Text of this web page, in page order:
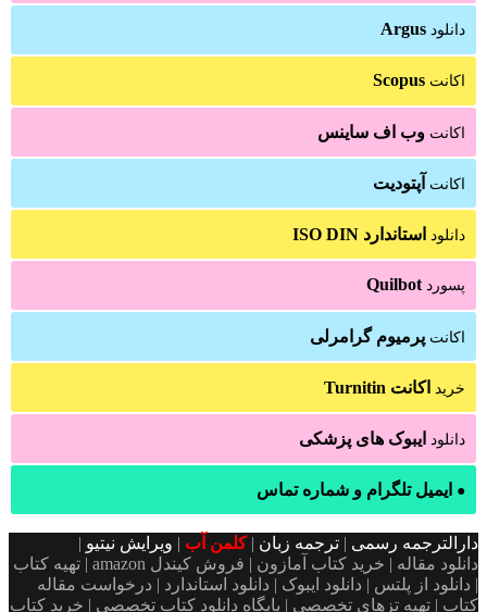
دانلود Argus
اکانت Scopus
اکانت وب اف ساینس
اکانت آپتودیت
دانلود استاندارد ISO DIN
پسورد Quilbot
اکانت پرمیوم گرامرلی
خرید اکانت Turnitin
دانلود ایبوک های پزشکی
● ایمیل تلگرام و شماره تماس
دارالترجمه رسمی | ترجمه زبان |کلمن آب | ویرایش نیتیو |
دانلود مقاله | خرید کتاب آمازون | فروش کیندل amazon | تهیه کتاب
| دانلود از پلتس | دانلود ایبوک | دانلود استاندارد | درخواست مقاله
کتاب | تهیه تزهای تخصصی | پایگاه دانلود کتاب تخصصی | خرید کتاب